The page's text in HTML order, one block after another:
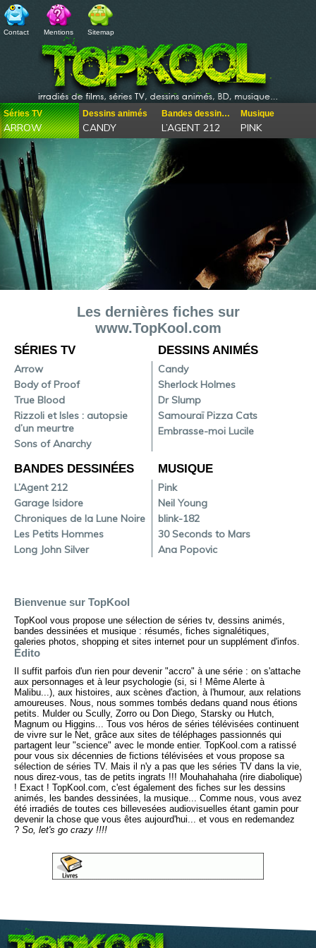
Contact Mentions Sitemap
Séries TV
ARROW
Dessins animés
CANDY
Bandes dessinées
L’AGENT 212
Musique
PINK
Les dernières fiches sur
www.TopKool.com
SÉRIES TV
Arrow
Body of Proof
True Blood
Rizzoli et Isles : autopsie
d’un meurtre
Sons of Anarchy
DESSINS ANIMÉS
Candy
Sherlock Holmes
Dr Slump
Samouraï Pizza Cats
Embrasse-moi Lucile
BANDES DESSINÉES
L’Agent 212
Garage Isidore
Chroniques de la Lune Noire
Les Petits Hommes
Long John Silver
MUSIQUE
Pink
Neil Young
blink-182
30 Seconds to Mars
Ana Popovic
Bienvenue sur TopKool
TopKool vous propose une sélection de séries tv, dessins animés,
bandes dessinées et musique : résumés, fiches signalétiques,
galeries photos, shopping et sites internet pour un supplément d'infos.
Édito
Il suffit parfois d'un rien pour devenir "accro" à une série : on s'attache
aux personnages et à leur psychologie (si, si ! Même Alerte à
Malibu...), aux histoires, aux scènes d'action, à l'humour, aux relations
amoureuses. Nous, nous sommes tombés dedans quand nous étions
petits. Mulder ou Scully, Zorro ou Don Diego, Starsky ou Hutch,
Magnum ou Higgins... Tous vos héros de séries télévisées continuent
de vivre sur le Net, grâce aux sites de téléphages passionnés qui
partagent leur "science" avec le monde entier. TopKool.com a ratissé
pour vous six décennies de fictions télévisées et vous propose sa
sélection de séries TV. Mais il n'y a pas que les séries TV dans la vie,
nous direz-vous, tas de petits ingrats !!! Mouhahahaha (rire diabolique)
! Exact ! TopKool.com, c'est également des fiches sur les dessins
animés, les bandes dessinées, la musique... Comme nous, vous avez
été irradiés de toutes ces billevesées audiovisuelles étant gamin pour
devenir la chose que vous êtes aujourd'hui... et vous en redemandez
? So, let's go crazy !!!!